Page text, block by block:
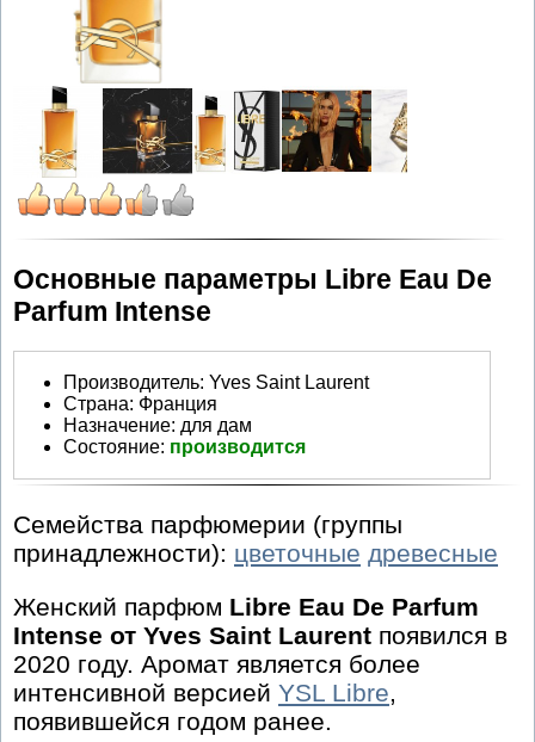
Основные параметры Libre Eau De
Parfum Intense
Производитель: Yves Saint Laurent
Страна: Франция
Назначение: для дам
Состояние: производится
Семейства парфюмерии (группы
принадлежности): цветочные древесные
Женский парфюм Libre Eau De Parfum
Intense от Yves Saint Laurent появился в
2020 году. Аромат является более
интенсивной версией YSL Libre,
появившейся годом ранее.